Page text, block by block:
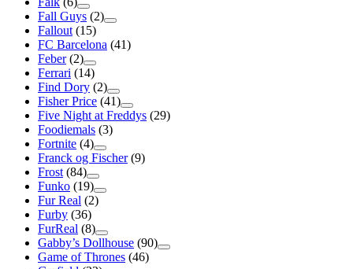
Fall Guys (2)
Fallout (15)
FC Barcelona (41)
Feber (2)
Ferrari (14)
Find Dory (2)
Fisher Price (41)
Five Night at Freddys (29)
Foodiemals (3)
Fortnite (4)
Franck og Fischer (9)
Frost (84)
Funko (19)
Fur Real (2)
Furby (36)
FurReal (8)
Gabby’s Dollhouse (90)
Game of Thrones (46)